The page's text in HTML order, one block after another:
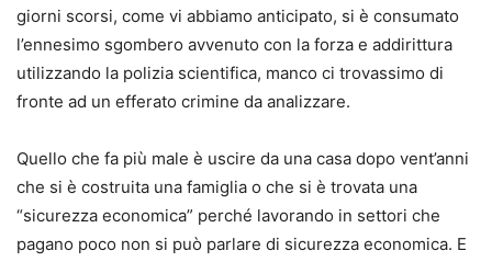
giorni scorsi, come vi abbiamo anticipato, si è consumato
l’ennesimo sgombero avvenuto con la forza e addirittura
utilizzando la polizia scientifica, manco ci trovassimo di
fronte ad un efferato crimine da analizzare.
Quello che fa più male è uscire da una casa dopo vent’anni
che si è costruita una famiglia o che si è trovata una
“sicurezza economica” perché lavorando in settori che
pagano poco non si può parlare di sicurezza economica. E